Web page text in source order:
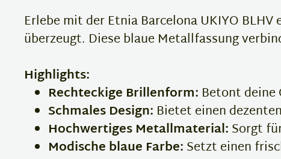
Erlebe mit der Etnia Barcelona UKIYO
überzeugt. Diese blaue Metallfassung
Highlights:
Rechteckige Brillenform: Betont deine
Schmales Design: Bietet einen
Hochwertiges Metallmaterial:Sorgt
Modische blaue Farbe:Setzt einen